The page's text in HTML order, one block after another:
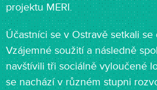
projektu MERI.
Účastníci se v Ostravě setkali
Vzájemné soužití a následně
navštívili tři sociálně vyloučené
se nachází v různém stupni